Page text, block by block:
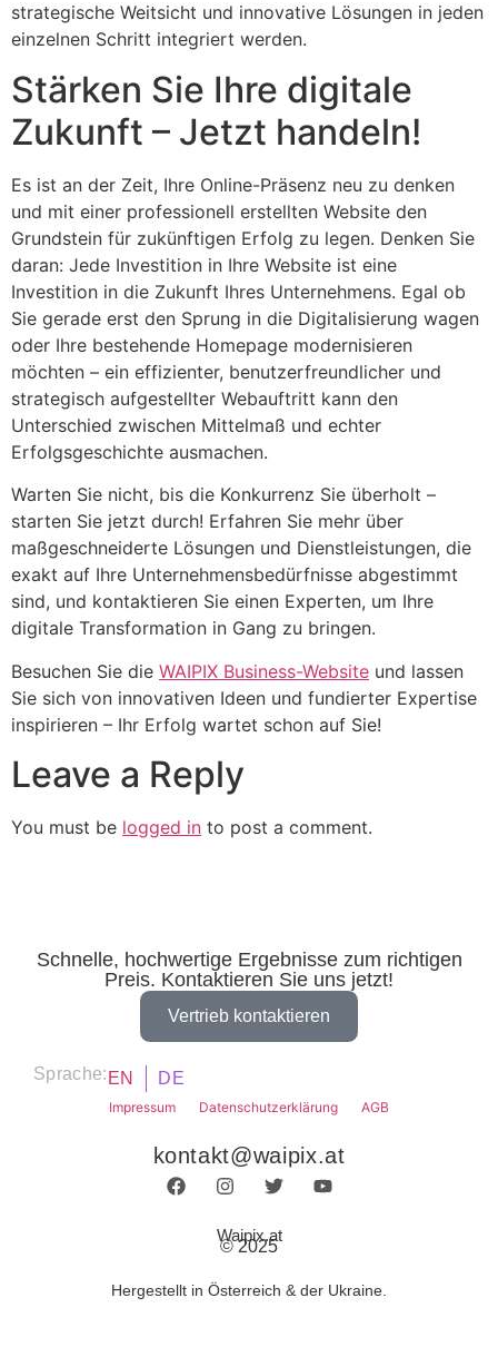
strategische Weitsicht und innovative Lösungen in jeden
einzelnen Schritt integriert werden.
Stärken Sie Ihre digitale
Zukunft – Jetzt handeln!
Es ist an der Zeit, Ihre Online-Präsenz neu zu denken
und mit einer professionell erstellten Website den
Grundstein für zukünftigen Erfolg zu legen. Denken Sie
daran: Jede Investition in Ihre Website ist eine
Investition in die Zukunft Ihres Unternehmens. Egal ob
Sie gerade erst den Sprung in die Digitalisierung wagen
oder Ihre bestehende Homepage modernisieren
möchten – ein effizienter, benutzerfreundlicher und
strategisch aufgestellter Webauftritt kann den
Unterschied zwischen Mittelmaß und echter
Erfolgsgeschichte ausmachen.
Warten Sie nicht, bis die Konkurrenz Sie überholt –
starten Sie jetzt durch! Erfahren Sie mehr über
maßgeschneiderte Lösungen und Dienstleistungen, die
exakt auf Ihre Unternehmensbedürfnisse abgestimmt
sind, und kontaktieren Sie einen Experten, um Ihre
digitale Transformation in Gang zu bringen.
Besuchen Sie die WAIPIX Business-Website und lassen
Sie sich von innovativen Ideen und fundierter Expertise
inspirieren – Ihr Erfolg wartet schon auf Sie!
Leave a Reply
You must be logged in to post a comment.
Schnelle, hochwertige Ergebnisse zum richtigen
Preis. Kontaktieren Sie uns jetzt!
Vertrieb kontaktieren
Sprache: EN DE
Impressum Datenschutzerklärung AGB
kontakt@waipix.at
Waipix.at
© 2025
Hergestellt in Österreich & der Ukraine.